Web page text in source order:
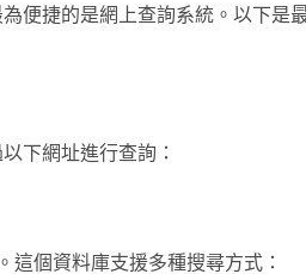
便捷的是網上查詢系統。以下是
下網址進行查詢：
這個資料庫支援多種搜尋方式：